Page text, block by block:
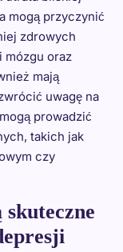
mogą przyczynić
zdrowych
mózgu oraz
mają
uwagę na
prowadzić
takich jak
czy
skuteczne